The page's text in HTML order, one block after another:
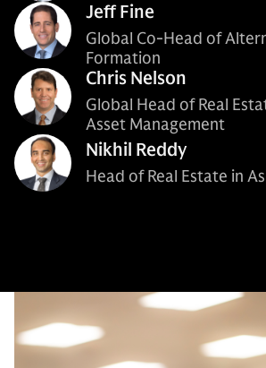
Jeff Fine
Global Co-Head of
Formation
Chris Nelson
Global Head of Real
Asset Management
Nikhil Reddy
Head of Real Estate in